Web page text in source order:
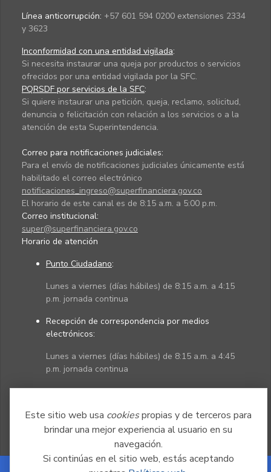
Este sitio web usa cookiespropias y de terceros para
brindar una mejor experiencia al usuario en su
navegación.
Si continúas en el sitio web, estás aceptando
Línea anticorrupción: +57 601 594 0200 extensiones 2334
y 3623
Inconformidad con una entidad vigilada:
Si necesita instaurar una queja por productos o servicios
ofrecidos por una entidad vigilada por la SFC.
PQRSDF por servicios de la SFC:
Si quiere instaurar una petición, queja, reclamo, solicitud,
denuncia o felicitación con relación a los servicios o a la
atención de esta Superintendencia.
Correo para notificaciones judiciales:
Para el envío de notificaciones judiciales únicamente está
habilitado el correo electrónico
notificaciones_ingreso@superfinanciera.gov.co
El horario de este canal es de 8:15 a.m. a 5:00 p.m.
Correo institucional:
super@superfinanciera.gov.co
Horario de atención
Punto Ciudadano:
Lunes a viernes (días hábiles) de 8:15 a.m. a 4:15
p.m. jornada continua
Recepción de correspondencia por medios
electrónicos:
Lunes a viernes (días hábiles) de 8:15 a.m. a 4:45
p.m. jornada continua